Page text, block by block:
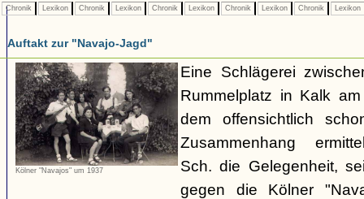
Chronik Lexikon Chronik Lexikon Chronik Lexikon Chronik Lexikon Chronik Lexikon
Auftakt zur "Navajo-Jagd"
Kölner "Navajos" um 1937
Eine Schlägerei
Rummelplatz in Kalk
dem offensichtlich
Zusammenhang
Sch. die Gelegenheit,
gegen die Kölner